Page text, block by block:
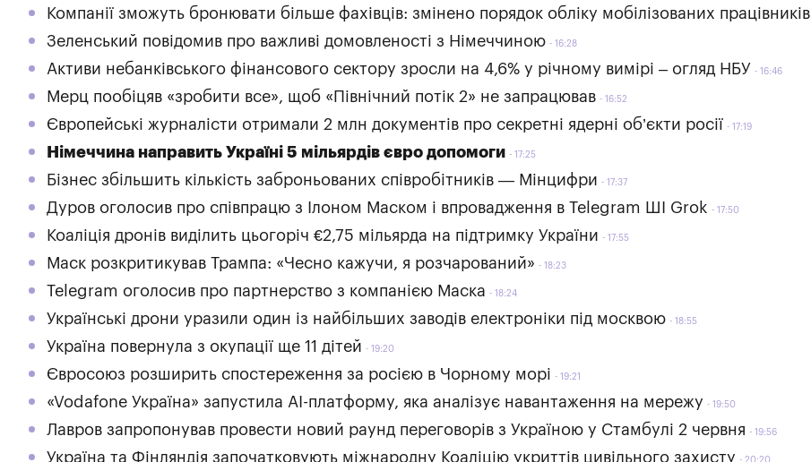
Компанії зможуть бронювати більше фахівців: змінено порядок обліку мобілізованих працівників
Зеленський повідомив про важливі домовленості з Німеччиною 16:28
Активи небанківського фінансового сектору зросли на 4,6% у річному вимірі – огляд НБУ 16:46
Мерц пообіцяв «зробити все», щоб «Північний потік 2» не запрацював 16:52
Європейські журналісти отримали 2 млн документів про секретні ядерні об’єкти росії 17:19
Німеччина направить Україні 5 мільярдів євро допомоги 17:25
Бізнес збільшить кількість заброньованих співробітників — Мінцифри 17:37
Дуров оголосив про співпрацю з Ілоном Маском і впровадження в Telegram ШІ Grok 17:50
Коаліція дронів виділить цьогоріч €2,75 мільярда на підтримку України 17:55
Маск розкритикував Трампа: «Чесно кажучи, я розчарований» 18:23
Telegram оголосив про партнерство з компанією Маска 18:24
Українські дрони уразили один із найбільших заводів електроніки під москвою 18:55
Україна повернула з окупації ще 11 дітей 19:20
Євросоюз розширить спостереження за росією в Чорному морі 19:21
«Vodafone Україна» запустила АІ-платформу, яка аналізує навантаження на мережу 19:50
Лавров запропонував провести новий раунд переговорів з Україною у Стамбулі 2 червня 19:56
Україна та Фінляндія започатковують міжнародну Коаліцію укриттів цивільного захисту 20:20